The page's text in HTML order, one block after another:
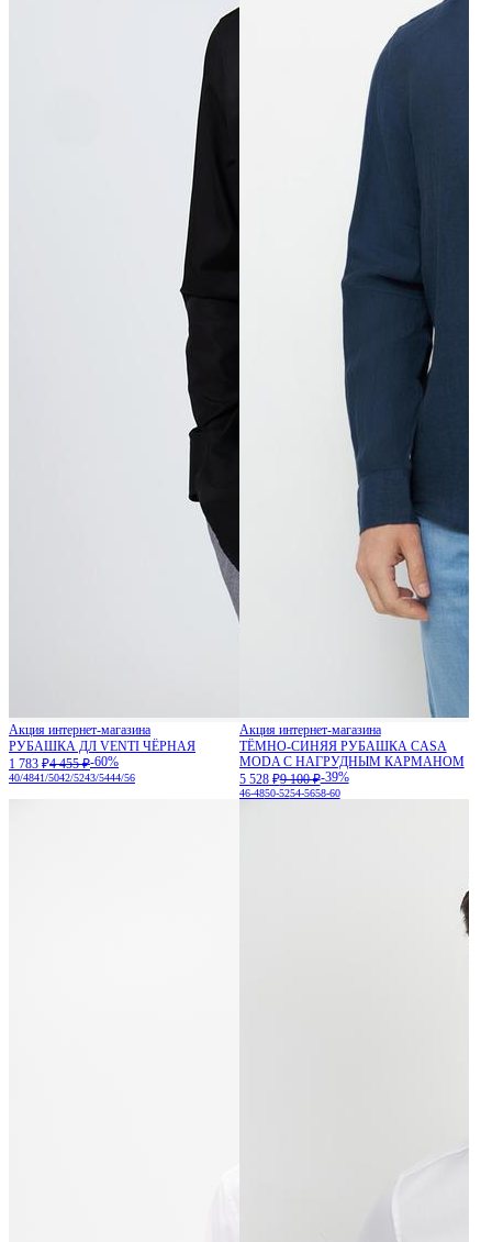
Акция интернет-магазина
РУБАШКА ДЛ VENTI ЧЁРНАЯ
1 783 ₽4 455 ₽-60%
40/4841/5042/5243/5444/56
Акция интернет-магазина
ТЁМНО-СИНЯЯ РУБАШКА CASA
MODA С НАГРУДНЫМ КАРМАНОМ
5 528 ₽9 100 ₽-39%
46-4850-5254-5658-60